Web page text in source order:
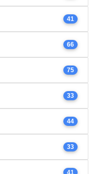
41
66
75
33
44
33
41